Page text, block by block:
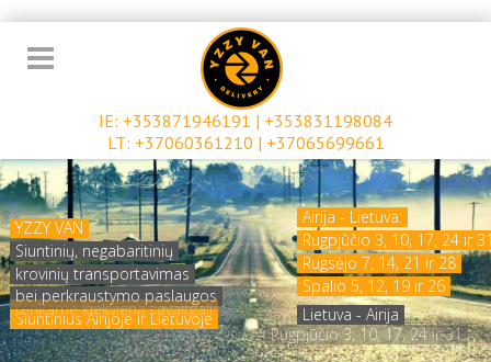
IE: +353871946191 | +353831198084
LT: +37060361210 | +37065699661
Airija - Lietuva:
Rugpjūčio 3, 10, 17, 24 ir
Rugsėjo 7, 14, 21 ir 28
Spalio 5, 12, 19 ir 26
Lietuva - Airija
Rugpjūčio 3, 10, 17, 24 ir 31
YZZY VAN
Siuntinių, negabaritinių
krovinių transportavimas
bei perkraustymo paslaugos
Siuntinius Airijoje ir Lietuvoje
renkame kiekvieną savaitgalį